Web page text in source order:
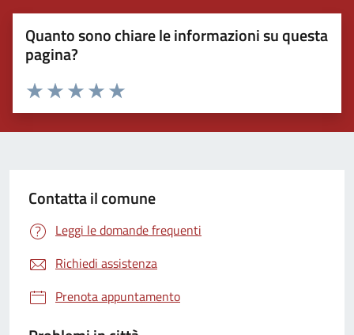
Quanto sono chiare le informazioni su questa
pagina?
Valuta 5 stelle su 5
Valuta 4 stelle su 5
Valuta 3 stelle su 5
Valuta 2 stelle su 5
Valuta 1 stelle su 5
Contatta il comune
Leggi le domande frequenti
Richiedi assistenza
Prenota appuntamento